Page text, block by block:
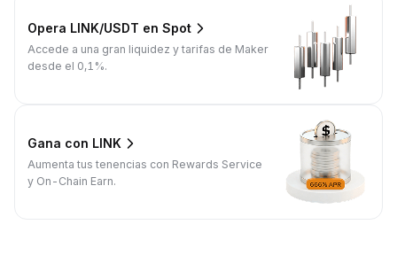
Opera LINK/USDT en Spot
Accede a una gran liquidez y tarifas de Maker
desde el 0,1%.
Gana con LINK
Aumenta tus tenencias con Rewards Service
y On-Chain Earn.